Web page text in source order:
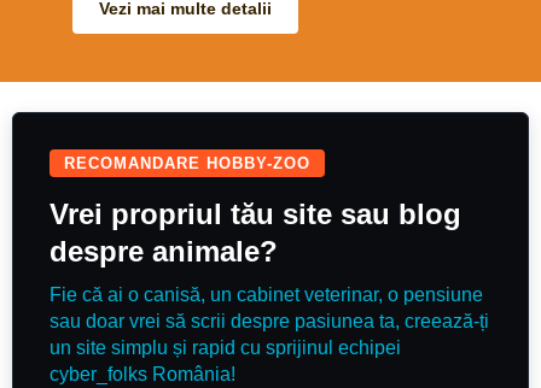
as sweet on the ground. A nice
experienced allrounder for
poate organiza transport în orice
părinți, poze și date de contact
Facebook NeriumHouseKennel și
site-ul www.neriumhouse.com
Vezi mai multe detalii
RECOMANDARE HOBBY-ZOO
Vrei propriul tău site sau blog
despre animale?
Fie că ai o canisă, un cabinet veterinar, o pensiune
sau doar vrei să scrii despre pasiunea ta, creează-ți
un site simplu și rapid cu sprijinul echipei
cyber_folks România!